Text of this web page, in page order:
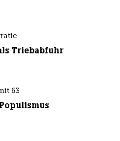
Triebabfuhr
63